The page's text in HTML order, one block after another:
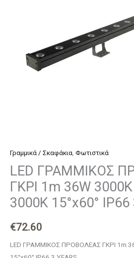
Γραμμικά / Σκαφάκια, Φωτιστικά
LED ΓΡΑΜΜΙΚΟΣ
ΓΚΡΙ 1m 36W
3000K 15°x60° IP66
€72.60
LED ΓΡΑΜΜΙΚΟΣ ΠΡΟΒΟΛΕΑΣ ΓΚΡΙ 1m
15°x60°